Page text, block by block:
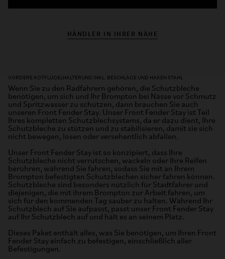
HÄNDLER IN IHRER NÄHE
VORDERE KOTFLÜGELHALTERUNG INKL. BESCHLÄGE UND HAKEN STAHL
Wenn Sie zu den Radfahrern gehören, die Schutzbleche
benötigen, um sich und Ihr Brompton bei Nässe vor Schmutz
und Spritzwasser zu schützen, dann brauchen Sie auch
unseren Front Fender Stay. Unser Front Fender Stay ist Teil
Ihres kompletten Schutzblechsystems, da er dazu dient, Ihre
Schutzbleche zu stützen und zu stabilisieren, damit sie sich
nicht bewegen, lösen oder versehentlich abfallen.
Unser Front Fender Stay ist so konzipiert, dass Ihre
Schutzbleche nicht verrutschen, wackeln oder Ihre Reifen
berühren, während Sie fahren, sodass Sie mit an Ihrem
Brompton befestigten Schutzblechen sicher fahren können.
Schutzbleche sind besonders nützlich für Stadtfahrer und
diejenigen, die mit ihrem Brompton zur Arbeit fahren, um
sich für den kommenden Tag sauber zu halten. Während Ihr
Schutzblech auf Sie aufpasst, passt unser Front Fender Stay
auf Ihr Schutzblech auf und hält es an seinem Platz.
Dieses Paket enthält alles, was Sie benötigen, um Ihren Front
Fender Stay einfach zu befestigen, einschließlich aller
Befestigungen.